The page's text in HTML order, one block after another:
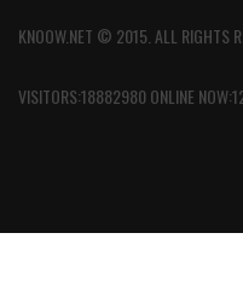
KNOOW.NET © 2015. ALL RIGHTS
VISITORS:18882980 ONLINE